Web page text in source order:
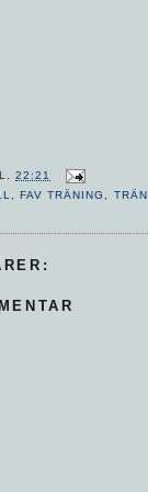
22:21
,FAV TRÄNING